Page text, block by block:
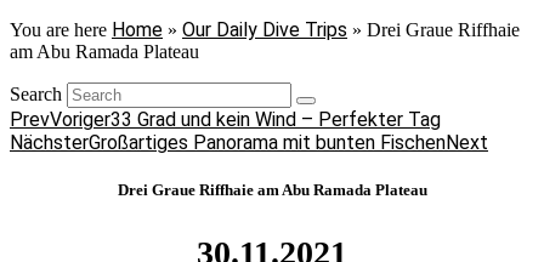
You are here Home » Our Daily Dive Trips » Drei Graue Riffhaie
am Abu Ramada Plateau
Search
PrevVoriger33 Grad und kein Wind – Perfekter Tag
NächsterGroßartiges Panorama mit bunten FischenNext
Drei Graue Riffhaie am Abu Ramada Plateau
30.11.2021